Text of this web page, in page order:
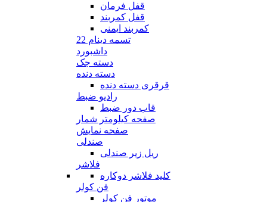
قفل فرمان
قفل کمربند
کمربند ایمنی
تسمه دینام 22
داشبورد
دسته جک
دسته دنده
قرقری دسته دنده
رادیو ضبط
قاب دور ضبط
صفحه کیلومتر شمار
صفحه نمایش
صندلی
ریل زیر صندلی
فلاشر
کلید فلاشر دوکاره
فن کولر
موتور فن کولر